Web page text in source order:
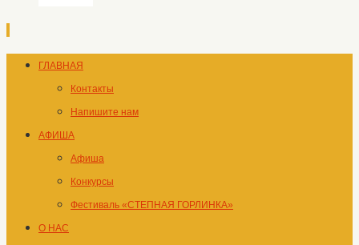
Перейти
содержимому
ГЛАВНАЯ
Контакты
Напишите нам
АФИША
Афиша
Конкурсы
Фестиваль «СТЕПНАЯ ГОРЛИНКА»
О НАС